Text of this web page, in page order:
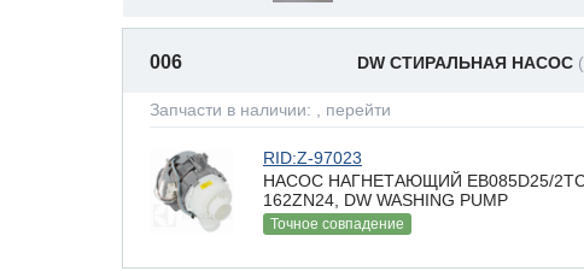
006 DW СТИРАЛЬНАЯ НАСОС
Запчасти в наличии: , перейти
RID:Z-97023
НАСОС НАГНЕТАЮЩИЙ EB085D25/
162ZN24, DW WASHING PUMP
Точное совпадение